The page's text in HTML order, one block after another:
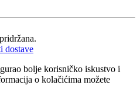
dostave
bolje korisničko iskustvo i
o kolačićima možete